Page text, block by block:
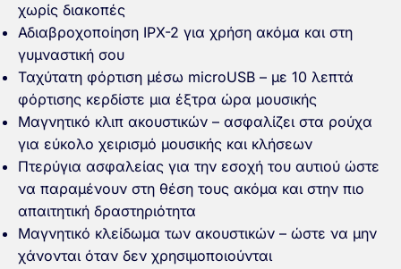
χωρίς διακοπές
Αδιαβροχοποίηση IPX-2 για χρήση ακόμα και στη
γυμναστική σου
Ταχύτατη φόρτιση μέσω microUSB – με 10 λεπτά
φόρτισης κερδίστε μια έξτρα ώρα μουσικής
Μαγνητικό κλιπ ακουστικών – ασφαλίζει στα ρούχα
για εύκολο χειρισμό μουσικής και κλήσεων
Πτερύγια ασφαλείας για την εσοχή του αυτιού ώστε
να παραμένουν στη θέση τους ακόμα και στην πιο
απαιτητική δραστηριότητα
Μαγνητικό κλείδωμα των ακουστικών – ώστε να μην
χάνονται όταν δεν χρησιμοποιούνται